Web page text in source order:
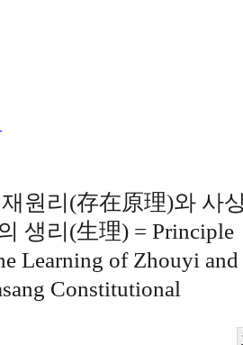
원리(存在原理)와 사
생리(生理) = Principle
Learning of Zhouyi and
Constitutional